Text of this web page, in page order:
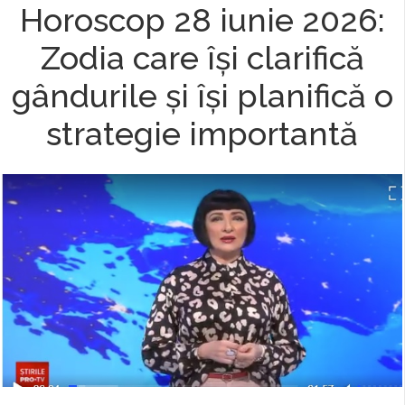
Horoscop 28 iunie 2026:
Zodia care îşi clarifică
gândurile şi îşi planifică o
strategie importantă